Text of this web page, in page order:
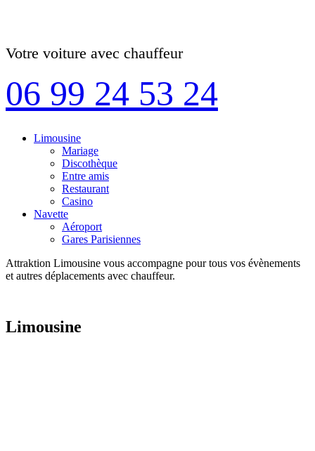
Votre voiture avec chauffeur
06 99 24 53 24
Limousine
Mariage
Discothèque
Entre amis
Restaurant
Casino
Navette
Aéroport
Gares Parisiennes
Attraktion Limousine vous accompagne pour tous vos évènements
et autres déplacements avec chauffeur.
Limousine